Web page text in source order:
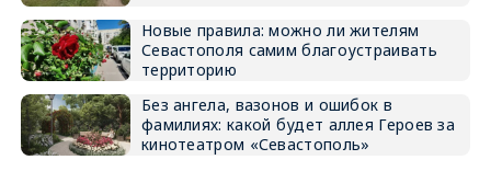
Новые правила: можно ли жителям
Севастополя самим благоустраивать
территорию
Без ангела, вазонов и ошибок в
фамилиях: какой будет аллея Героев за
кинотеатром «Севастополь»